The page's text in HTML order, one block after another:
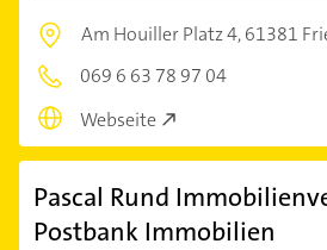
Am Houiller Platz 4,61381
069 6 63 78 97 04
Webseite
Pascal Rund
Postbank Immobilien